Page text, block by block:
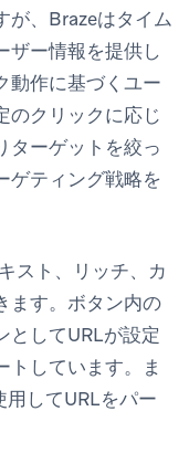
が、Brazeはタイム
ザー情報を提供し
動作に基づくユー
のクリックに応じ
ターゲットを絞っ
ゲティング戦略を
スト、リッチ、カ
ます。ボタン内の
としてURLが設定
トしています。ま
してURLをパー